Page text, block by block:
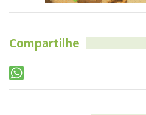
Compartilhe